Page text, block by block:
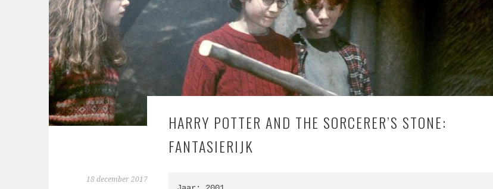
HARRY POTTER AND THE SORCERER’S STONE:
FANTASIERIJK
18 december 2017